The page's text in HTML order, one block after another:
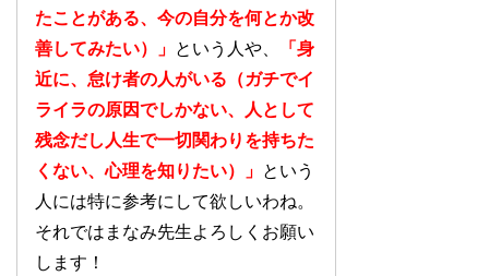
たことがある、今の自分を何とか改
善してみたい）」 という人や、
「身
近に、怠け者の人がいる（ガチでイ
ライラの原因でしかない、人として
残念だし人生で一切関わりを持ちた
くない、心理を知りたい）」 という
人には特に参考にして欲しいわね。
それではまなみ先生よろしくお願い
します！